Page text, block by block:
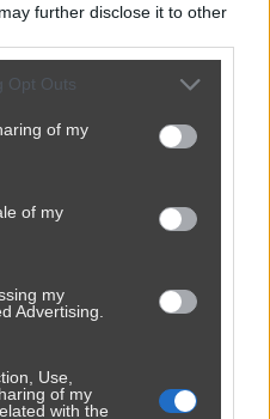
further disclose it to other
Opt Outs
of my
of my
my
Advertising.
Use,
of my
with the